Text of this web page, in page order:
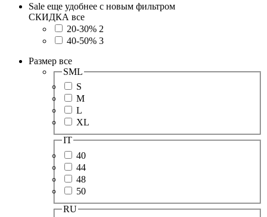
Sale еще удобнее с новым фильтром
СКИДКА все
20-30% 2
40-50% 3
Размер все
SML
S
M
L
XL
IT
40
44
48
50
RU